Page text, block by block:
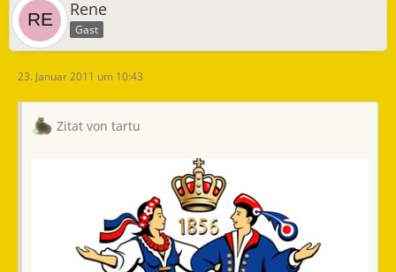
Rene
Gast
23. Januar 2011 um 10:43
Zitat von tartu